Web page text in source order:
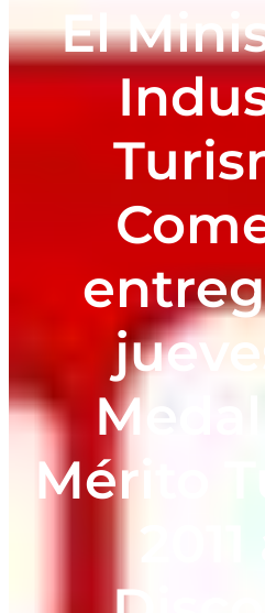
El
Mérito